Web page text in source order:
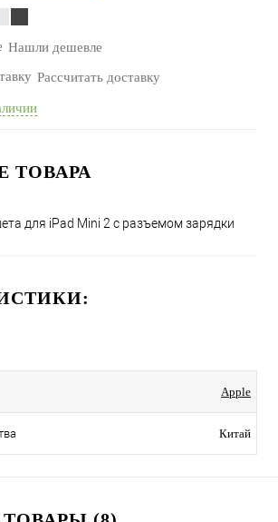
Нашли дешевле
Рассчитать доставку
ТОВАРА
для iPad Mini 2 с разъемом зарядки
Apple
Китай